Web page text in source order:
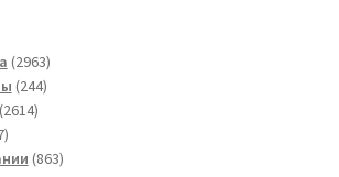
29632963
товара
244244
26142614
1357
товаров
863863